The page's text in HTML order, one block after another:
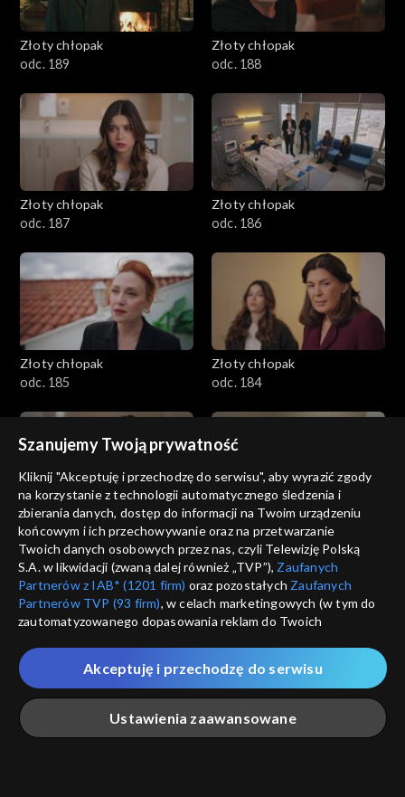
Złoty chłopak
odc. 189
Złoty chłopak
odc. 188
Złoty chłopak
odc. 187
Złoty chłopak
odc. 186
Złoty chłopak
odc. 185
Złoty chłopak
odc. 184
Złoty chłopak
odc. 183
Złoty chłopak
odc. 182
Złoty chłopak
odc. 181
Złoty chłopak
odc. 180
Szanujemy Twoją prywatność
Kliknij "Akceptuję i przechodzę do serwisu", aby wyrazić zgody
na korzystanie z technologii automatycznego śledzenia i
zbierania danych, dostęp do informacji na Twoim urządzeniu
końcowym i ich przechowywanie oraz na przetwarzanie
Twoich danych osobowych przez nas, czyli Telewizję Polską
S.A. w likwidacji (zwaną dalej również „TVP”), Zaufanych
Partnerów z IAB* (1201 firm) oraz pozostałych Zaufanych
Partnerów TVP (93 firm), w celach marketingowych (w tym do
zautomatyzowanego dopasowania reklam do Twoich
które wskazujemy poniżej, a także zgody na udostępnianie
przez nas identyfikatora PPID do Google.
Twoje dane osobowe zbierane podczas odwiedzania przez
Ciebie naszych
poszczególnych serwisówzwanych dalej
„Portalem”, w tym informacje zapisywane za pomocą
Ustawienia zaawansowane
Akceptuję i przechodzę do serwisu